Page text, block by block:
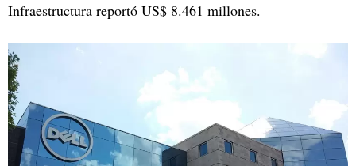
Infraestructura reportó US$ 8.461 millones.